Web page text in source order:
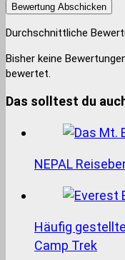
Bewertung Abschicken
Durchschnittliche
Bisher keine
bewertet.
Das solltest du
NEPAL
Häufig
Camp Trek